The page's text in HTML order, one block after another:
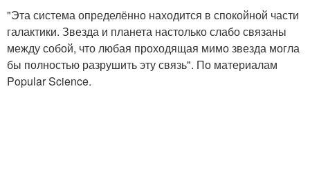
"Эта система определённо находится в спокойной части
галактики. Звезда и планета настолько слабо связаны
между собой, что любая проходящая мимо звезда могла
бы полностью разрушить эту связь". По материалам
Popular Science.